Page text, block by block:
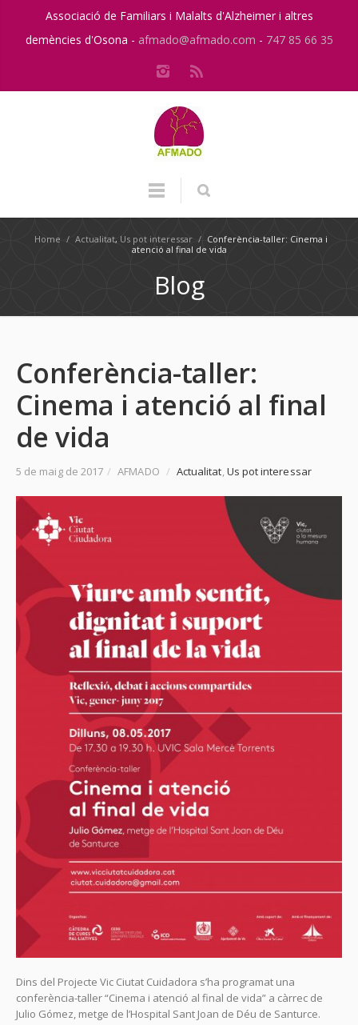
Associació de Familiars i Malalts d'Alzheimer i altres
demències d'Osona - afmado@afmado.com - 747 85 66 35
Home / Actualitat, Us pot interessar / Conferència-taller: Cinema i
atenció al final de vida
Blog
Conferència-taller:
Cinema i atenció al final
de vida
5 de maig de 2017 / AFMADO / Actualitat,Us pot interessar
Dins del Projecte Vic Ciutat Cuidadora s’ha programat una
conferència-taller “Cinema i atenció al final de vida” a càrrec de
Julio Gómez, metge de l’Hospital Sant Joan de Déu de Santurce.